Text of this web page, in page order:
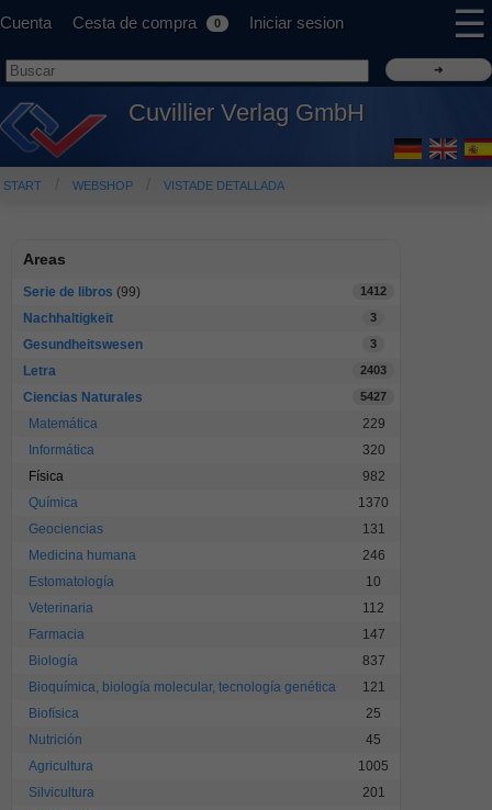
Cuenta Cesta de compra 0 Iniciar sesion ☰
Cuvillier Verlag GmbH
START WEBSHOP VISTADE DETALLADA
Areas
Serie de libros (99) 1412
Nachhaltigkeit 3
Gesundheitswesen 3
Letra 2403
Ciencias Naturales 5427
Matemática
229
Informática
320
Física
982
Química
1370
Geociencias
131
Medicina humana
246
Estomatología
10
Veterinaria
112
Farmacia
147
Biología
837
Bioquímica, biología molecular, tecnología genética
121
Biofísica
25
Nutrición
45
Agricultura
1005
Silvicultura
201